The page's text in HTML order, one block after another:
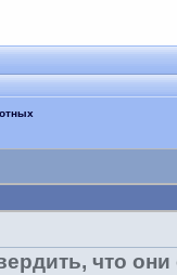
что они